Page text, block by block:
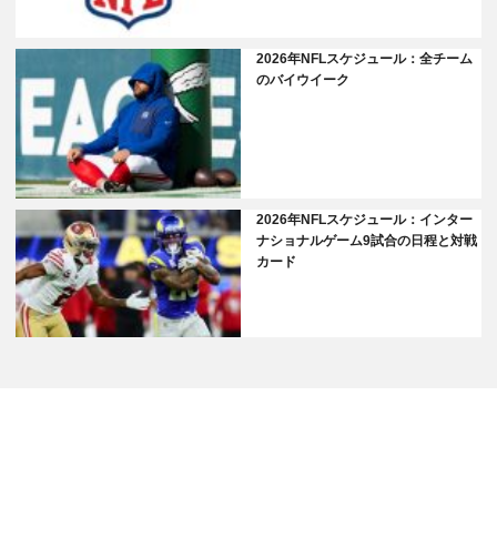
2026年NFLスケジュール：全チーム
のバイウイーク
2026年NFLスケジュール：インター
ナショナルゲーム9試合の日程と対戦
カード